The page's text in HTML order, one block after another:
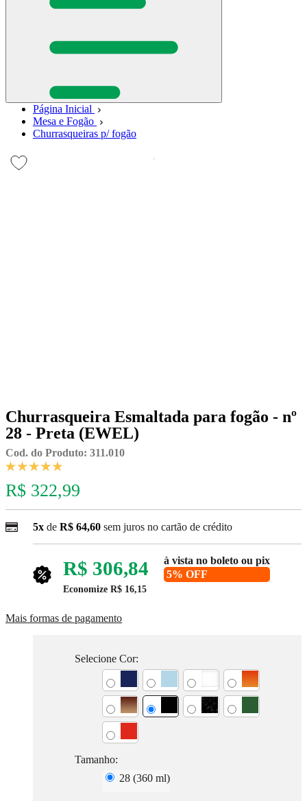
Página Inicial
Mesa e Fogão
Churrasqueiras p/ fogão
Churrasqueira Esmaltada para fogão - nº
28 - Preta (EWEL)
Cod. do Produto: 311.010
R$ 322,99
5x de R$ 64,60 sem juros no cartão de crédito
R$ 306,84
à vista no boleto ou pix
5% OFF
Economize R$ 16,15
Mais formas de pagamento
Selecione Cor:
Tamanho:
28 (360 ml)